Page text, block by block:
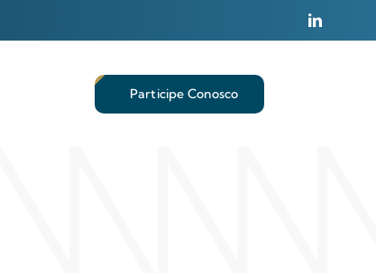
Participe Conosco